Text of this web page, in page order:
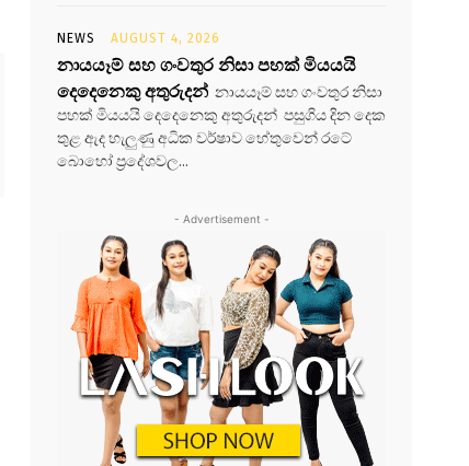
NEWS AUGUST 4, 2026
නායයෑම් සහ ගංවතුර නිසා පහක් මියයයි
දෙදෙනෙකු අතුරුදන් නායයෑම් සහ ගංවතුර නිසා
පහක් මියයයි දෙදෙනෙකු අතුරුදන් පසුගිය දින දෙක
තුළ ඇද හැලුණු අධික වර්ෂාව හේතුවෙන් රටේ
බොහෝ ප්‍රදේශවල...
- Advertisement -